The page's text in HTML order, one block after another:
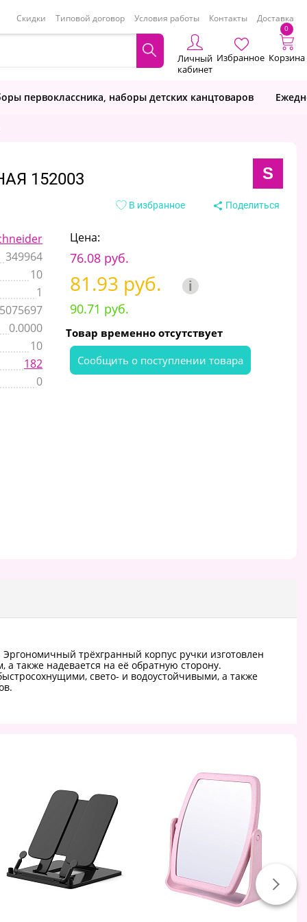
Скидки Типовой договор Условия работы Контакты Доставка
Личный
кабинет
Избранное
0
Корзина
первоклассника, наборы детских канцтоваров
152003 S
В избранное Поделиться
349964
10
1
0.0000
10
182
0
Цена:
76.08 руб.
81.93 руб. i
90.71 руб.
Товар временно отсутствует
Cообщить о поступлении товара
трёхгранный корпус ручки изготовлен
также надевается на её обратную сторону.
свето- и водоустойчивыми, а также